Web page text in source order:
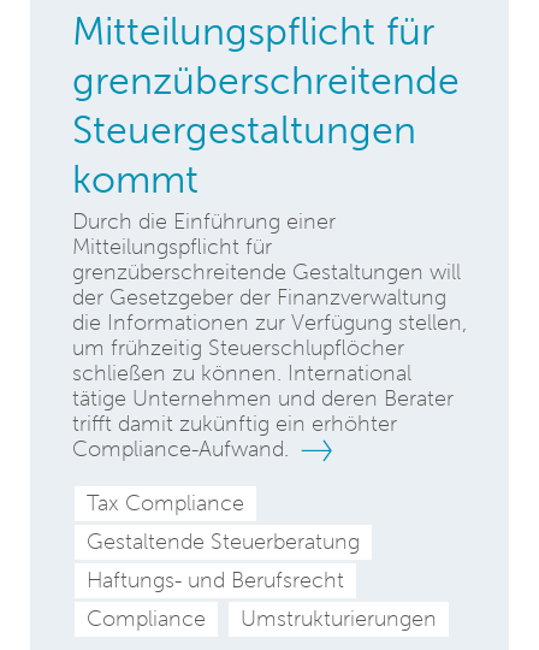
Mitteilungspflicht für
grenzüberschreitende
Steuergestaltungen
kommt
Durch die Einführung einer
Mitteilungspflicht für
grenzüberschreitende Gestaltungen will
der Gesetzgeber der Finanzverwaltung
die Informationen zur Verfügung stellen,
um frühzeitig Steuerschlupflöcher
schließen zu können. International
tätige Unternehmen und deren Berater
trifft damit zukünftig ein erhöhter
Compliance-Aufwand.
Tax Compliance
Gestaltende Steuerberatung
Haftungs- und Berufsrecht
Compliance
Umstrukturierungen